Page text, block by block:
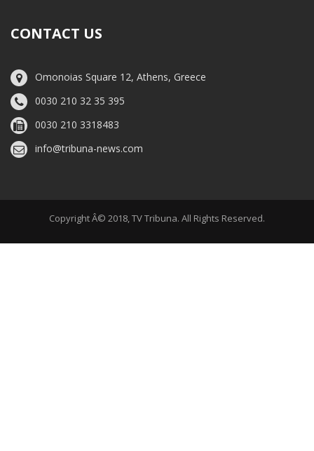
CONTACT US
Omonoias Square 12, Athens, Greece
0030 210 32 35 395
0030 210 3318483
info@tribuna-news.com
Copyright Â© 2018, TV Tribuna. All Rights Reserved.